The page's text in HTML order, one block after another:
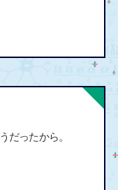
だったから。